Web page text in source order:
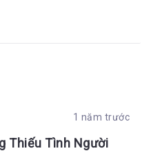
1 năm trước
Thiếu Tình Người